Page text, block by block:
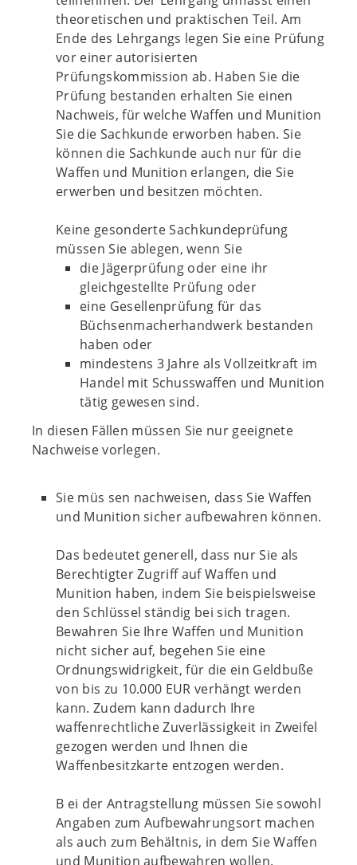
theoretischen und praktischen Teil. Am
Ende des Lehrgangs legen Sie eine Prüfung
vor einer autorisierten
Prüfungskommission ab. Haben Sie die
Prüfung bestanden erhalten Sie einen
Nachweis, für welche Waffen und Munition
Sie die Sachkunde erworben haben. Sie
können die Sachkunde auch nur für die
Waffen und Munition erlangen, die Sie
erwerben und besitzen möchten.
Keine gesonderte Sachkundeprüfung
müssen Sie ablegen, wenn Sie
die Jägerprüfung oder eine ihr
gleichgestellte Prüfung oder
eine Gesellenprüfung für das
Büchsenmacherhandwerk bestanden
haben oder
mindestens 3 Jahre als Vollzeitkraft im
Handel mit Schusswaffen und Munition
tätig gewesen sind.
In diesen Fällen müssen Sie nur geeignete
Nachweise vorlegen.
Sie müs sen nachweisen, dass Sie Waffen
und Munition sicher aufbewahren können.
Das bedeutet generell, dass nur Sie als
Berechtigter Zugriff auf Waffen und
Munition haben, indem Sie beispielsweise
den Schlüssel ständig bei sich tragen.
Bewahren Sie Ihre Waffen und Munition
nicht sicher auf, begehen Sie eine
Ordnungswidrigkeit, für die ein Geldbuße
von bis zu 10.000 EUR verhängt werden
kann. Zudem kann dadurch Ihre
waffenrechtliche Zuverlässigkeit in Zweifel
gezogen werden und Ihnen die
Waffenbesitzkarte entzogen werden.
B ei der Antragstellung müssen Sie sowohl
Angaben zum Aufbewahrungsort machen
als auch zum Behältnis, in dem Sie Waffen
und Munition aufbewahren wollen.